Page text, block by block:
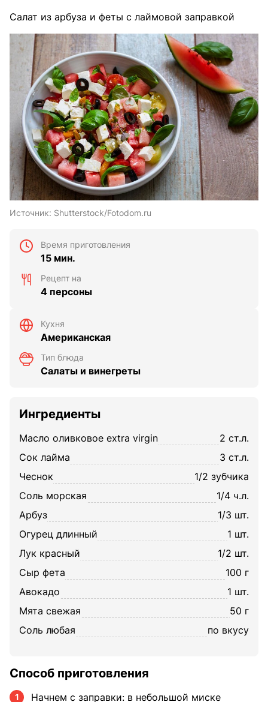
Салат из арбуза и феты с лаймовой заправкой
Источник: Shutterstock/Fotodom.ru
Время приготовления
15 мин.
Рецепт на
4 персоны
Кухня
Американская
Тип блюда
Салаты и винегреты
Ингредиенты
масло оливковое extra virgin
2 ст.л.
сок лайма
3 ст.л.
чеснок
1/2 зубчика
соль морская
1/4 ч.л.
арбуз
1/3 шт.
огурец длинный
1 шт.
лук красный
1/2 шт.
сыр фета
100 г
авокадо
1 шт.
мята свежая
50 г
соль любая
по вкусу
Способ приготовления
1 Начнем с заправки: в небольшой миске